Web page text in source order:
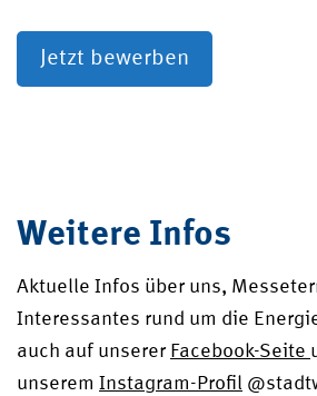
Jetzt bewerben
Weitere Infos
Aktuelle Infos über uns,
Interessantes rund um die
auch auf unserer Facebook-Seite
unserem Instagram-Profil